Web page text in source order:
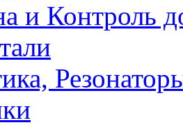
и Контроль